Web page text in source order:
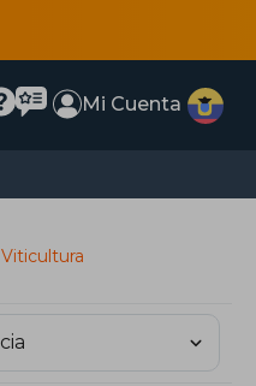
Mi Cuenta
Viticultura